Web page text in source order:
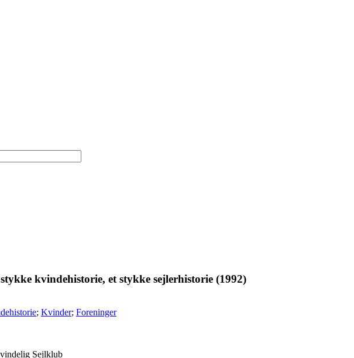
kvindehistorie, et stykke sejlerhistorie (1992)
; Kvinder; Foreninger
Sejlklub